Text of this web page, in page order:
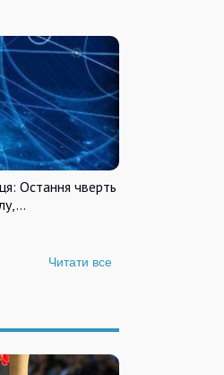
Остання чверть
Читати все